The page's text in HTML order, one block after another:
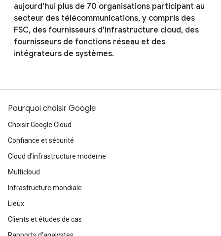
aujourd'hui plus de 70 organisations participant au
secteur des télécommunications, y compris des
FSC, des fournisseurs d'infrastructure cloud, des
fournisseurs de fonctions réseau et des
intégrateurs de systèmes.
Pourquoi choisir Google
Choisir Google Cloud
Confiance et sécurité
Cloud d'infrastructure moderne
Multicloud
Infrastructure mondiale
Lieux
Clients et études de cas